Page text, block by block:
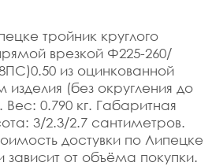
тройник круглого
врезкой Ф225-260/
из оцинкованной
изделия (без округления до
Вес: 0.790 кг. Габаритная
3/2.3/2.7 сантиметров.
достувки по Липецке
зависит от объёма покупки.